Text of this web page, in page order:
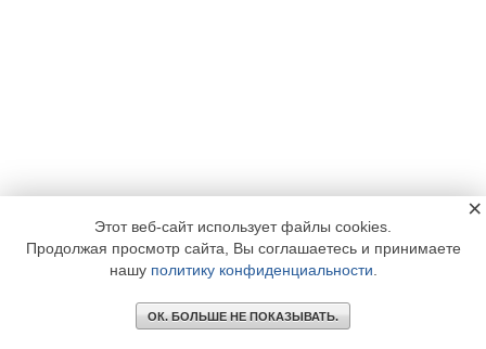
Этот веб-сайт использует файлы cookies.
Продолжая просмотр сайта, Вы соглашаетесь и принимаете
нашу политику конфиденциальности
ОК. БОЛЬШЕ НЕ ПОКАЗЫВАТЬ.
×